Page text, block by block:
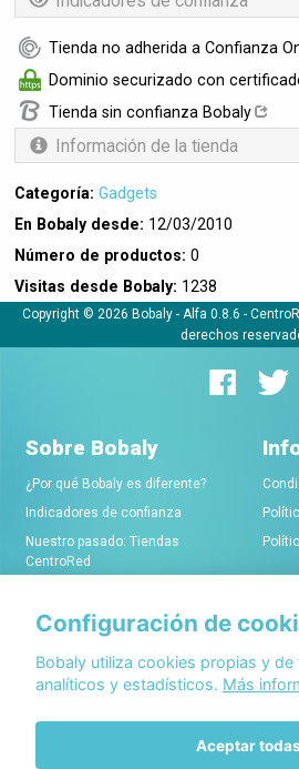
Tienda no adherida a Confianza
Dominio securizado con
Tienda sin confianza Bobaly
Información de la tienda
Categoría: Gadgets
En Bobaly desde: 12/03/2010
Número de productos: 0
Visitas desde Bobaly: 1238
Copyright © 2026 Bobaly - Alfa 0.8.6 -
derechos
Sobre Bobaly
¿Por qué Bobaly es diferente?
Indicadores de confianza
Nuestro pasado: Tiendas
CentroRed
Comerciantes
Alta de tiendas online
Condiciones de alta
Configuración de
Bobaly utiliza cookies propias y
analíticos y estadísticos. Más
Aceptar todas